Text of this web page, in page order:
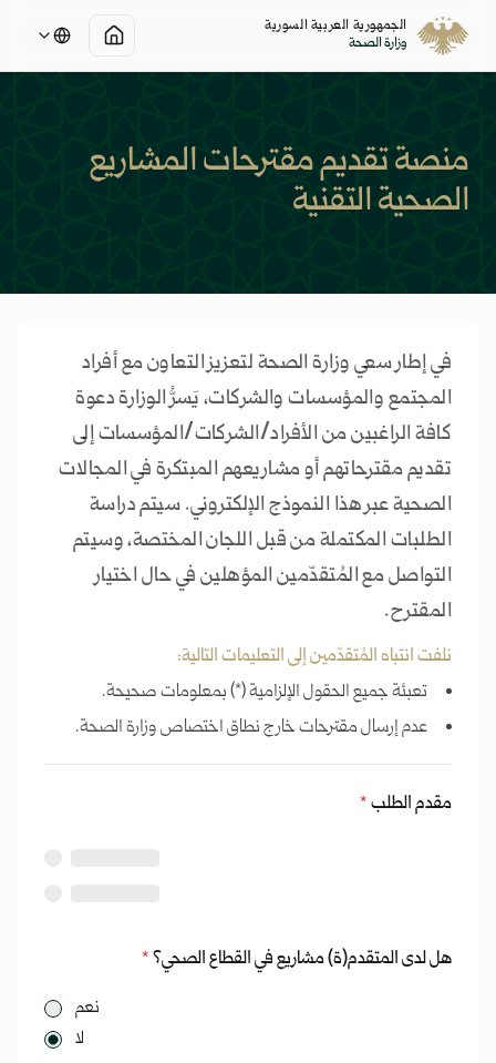
الجمهورية العربية السورية
وزارة الصحة
منصة تقديم مقترحات المشاريع
الصحية التقنية
في إطار سعي وزارة الصحة لتعزيز التعاون مع أفراد
المجتمع والمؤسسات والشركات، يَسرُّ الوزارة دعوة
كافة الراغبين من الأفراد/الشركات/المؤسسات إلى
تقديم مقترحاتهم أو مشاريعهم المبتكرة في المجالات
الصحية عبر هذا النموذج الإلكتروني. سيتم دراسة
الطلبات المكتملة من قبل اللجان المختصة، وسيتم
التواصل مع المُتقدّمين المؤهلين في حال اختيار
المقترح.
نلفت انتباه المُتقدّمين إلى التعليمات التالية:
تعبئة جميع الحقول الإلزامية (*) بمعلومات صحيحة.
عدم إرسال مقترحات خارج نطاق اختصاص وزارة الصحة.
مقدم الطلب*
هل لدى المتقدم(ة) مشاريع في القطاع الصحي؟*
نعم
لا